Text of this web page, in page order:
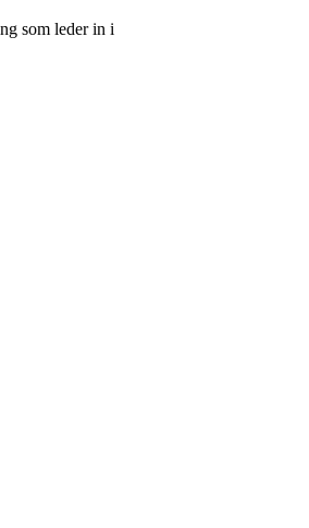
som leder in i